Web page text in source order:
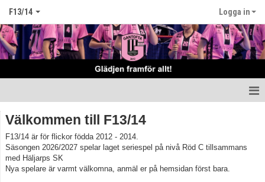
F13/14 Logga in
Nyheter
Truppen
Välkommen till F13/14
F13/14 är för flickor födda 2012 - 2014.
Säsongen 2026/2027 spelar laget seriespel på nivå Röd C tillsammans
med Häljarps SK
Nya spelare är varmt välkomna, anmäl er på hemsidan först bara.